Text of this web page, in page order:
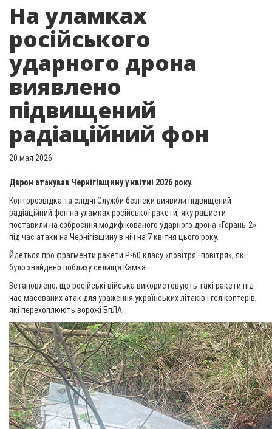
На уламках
російського
ударного дрона
виявлено
підвищений
радіаційний фон
20 мая 2026
Дврон атакував Чернігівщину у квітні 2026 року.
Контррозвідка та слідчі Служби безпеки виявили підвищений
радіаційний фон на уламках російської ракети, яку рашисти
поставили на озброєння модифікованого ударного дрона «Герань-2»
під час атаки на Чернігівщину в ніч на 7 квітня цього року.
Йдеться про фрагменти ракети Р-60 класу «повітря–повітря», які
було знайдено поблизу селища Камка.
Встановлено, що російські війська використовують такі ракети під
час масованих атак для ураження українських літаків і гелікоптерів,
які перехоплюють ворожі БпЛА.